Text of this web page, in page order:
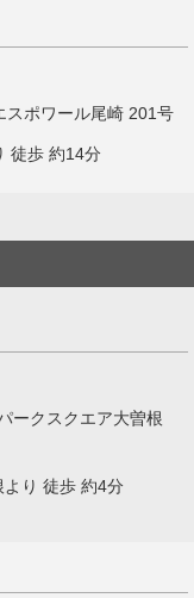
スポワール尾崎 201号
徒歩 約14分
ークスクエア大曽根
り 徒歩 約4分